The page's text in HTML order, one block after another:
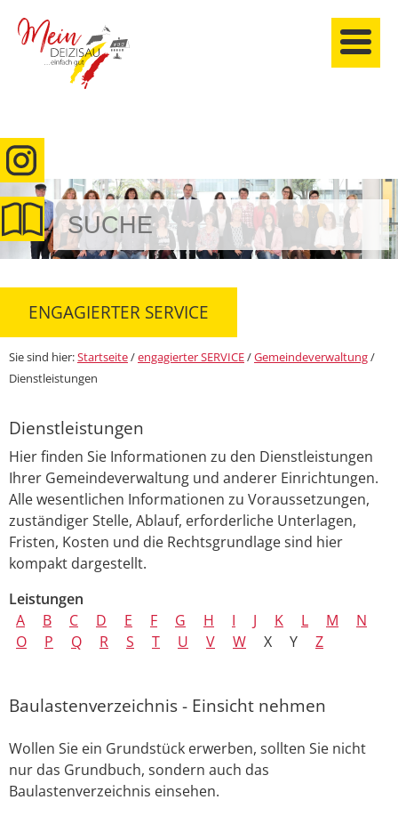
anmelden
ENGAGIERTER SERVICE
Sie sind hier:Startseite/engagierter SERVICE/Gemeindeverwaltung/
Dienstleistungen
Dienstleistungen
Hier finden Sie Informationen zu den Dienstleistungen
Ihrer Gemeindeverwaltung und anderer Einrichtungen.
Alle wesentlichen Informationen zu Voraussetzungen,
zuständiger Stelle, Ablauf, erforderliche Unterlagen,
Fristen, Kosten und die Rechtsgrundlage sind hier
kompakt dargestellt.
Leistungen
A
B C D E F G H I J K L M
N
O
P Q R S T U V W X Y Z
Baulastenverzeichnis - Einsicht nehmen
Wollen Sie ein Grundstück erwerben, sollten Sie nicht
nur das Grundbuch, sondern auch das
Baulastenverzeichnis einsehen.